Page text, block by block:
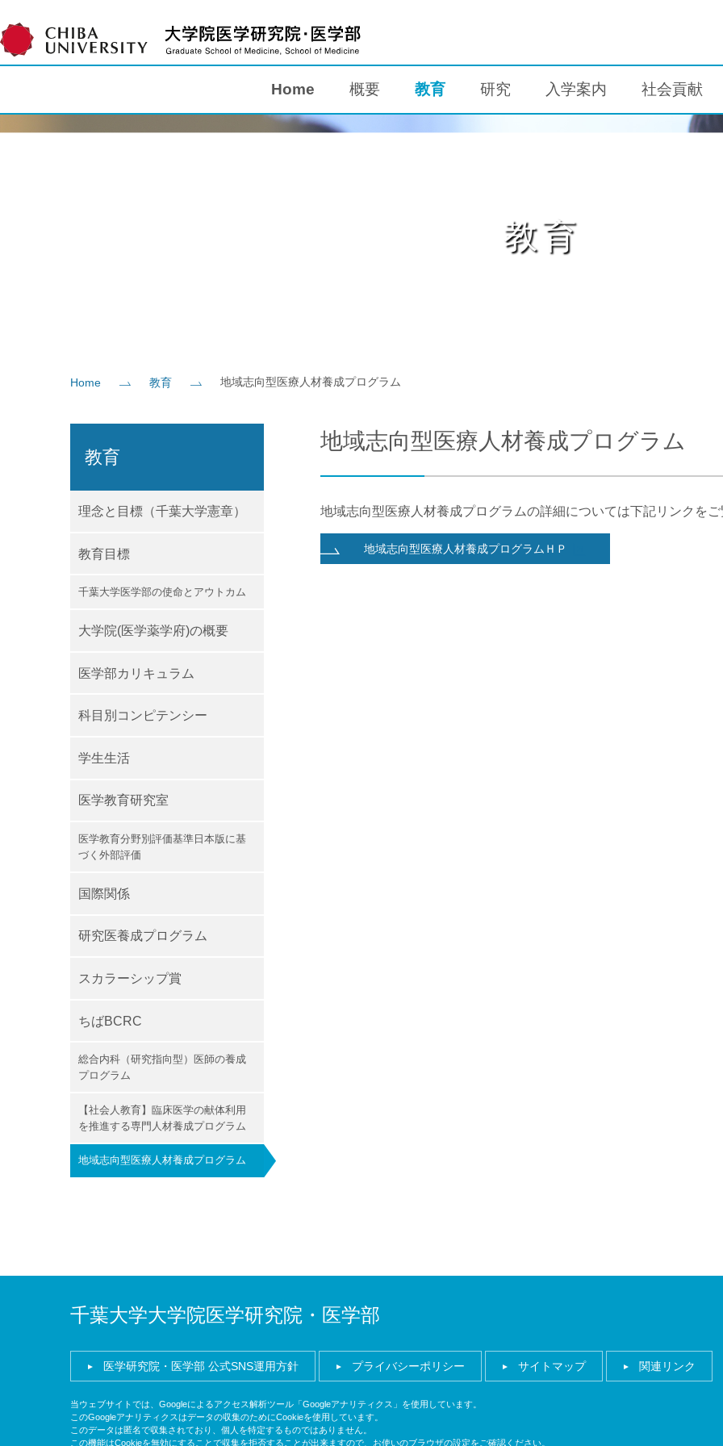
Home
在学生・教員の方 お問い合わせ 交通アクセス
Home 概要 教育 研究 入学案内 社会貢献
教育
Home 教育 地域志向型医療人材養成プログラム
地域志向型医療人材養成プログラム
地域志向型医療人材養成プログラムの詳細については下記リンクをご
地域志向型医療人材養成プログラムＨＰ
教育
理念と目標（千葉大学憲章）
教育目標
千葉大学医学部の使命とアウトカム
大学院(医学薬学府)の概要
医学部カリキュラム
科目別コンピテンシー
学生生活
医学教育研究室
医学教育分野別評価基準日本版に基
づく外部評価
国際関係
研究医養成プログラム
スカラーシップ賞
ちばBCRC
総合内科（研究指向型）医師の養成
プログラム
【社会人教育】臨床医学の献体利用
を推進する専門人材養成プログラム
地域志向型医療人材養成プログラム
千葉大学大学院医学研究院・医学部
医学研究院・医学部 公式SNS運用方針 プライバシーポリシー サイトマップ 関連リンク
当ウェブサイトでは、Googleによるアクセス解析ツール「Googleアナリティクス」を使用しています。
このGoogleアナリティクスはデータの収集のためにCookieを使用しています。
このデータは匿名で収集されており、個人を特定するものではありません。
この機能はCookieを無効にすることで収集を拒否することが出来ますので、お使いのブラウザの設定をご確認ください。